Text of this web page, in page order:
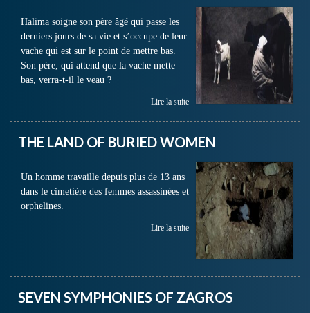
Halima soigne son père âgé qui passe les
derniers jours de sa vie et s’occupe de leur
vache qui est sur le point de mettre bas.
Son père, qui attend que la vache mette
bas, verra-t-il le veau ?
Lire la suite
THE LAND OF BURIED WOMEN
Un homme travaille depuis plus de 13 ans
dans le cimetière des femmes assassinées et
orphelines.
Lire la suite
SEVEN SYMPHONIES OF ZAGROS